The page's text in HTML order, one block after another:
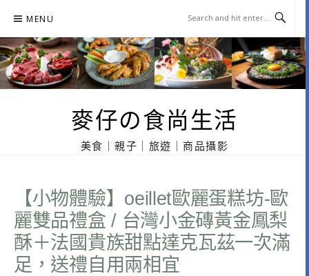
content
MENU
麥仔の食尚生活
美食｜親子｜旅遊｜商品攝影
【小物體驗】oeillet歐麗蛋糕坊-歐
麗雙品禮盒 / 台灣小金磚黃金鳳梨
酥＋法國貴族甜點達克瓦茲一次滿
足，送禮自用兩相宜